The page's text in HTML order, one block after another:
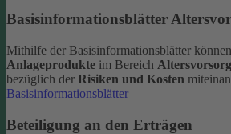
Basisinformationsblätter
Mithilfe der Basisinformationsblätter
Anlageprodukte im Bereich
bezüglich der Risiken und Kosten
Basisinformationsblätter
Beteiligung an den Erträgen